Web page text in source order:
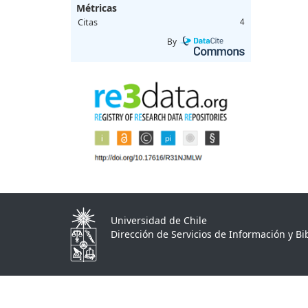
Métricas
Citas 4
By
Universidad de Chile
Dirección de Servicios de Información y